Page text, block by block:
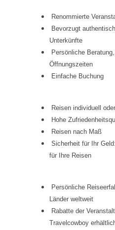
Renommierte
Bevorzugt
Unterkünfte
Persönliche
Öffnungszeiten
Einfache Buchung
Reisen individuell
Hohe
Reisen nach Maß
Sicherheit für Ihr
für Ihre Reisen
Persönliche
Länder weltweit
Rabatte der
Travelcowboy